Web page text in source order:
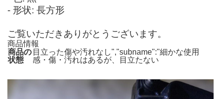
- 形状: 長方形
ご覧いただきありがとうございます。
商品情報
商品の
状態
目立った傷や汚れなし","subname":"細かな使用
感・傷・汚れはあるが、目立たない